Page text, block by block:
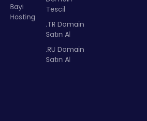
Bayi
Hosting
Tescil
.TR Domain
Satın Al
.RU Domain
Satın Al